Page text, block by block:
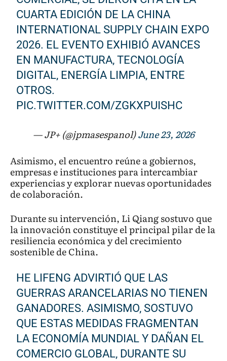
CUARTA EDICIÓN DE LA CHINA
INTERNATIONAL SUPPLY CHAIN EXPO
2026. EL EVENTO EXHIBIÓ AVANCES
EN MANUFACTURA, TECNOLOGÍA
DIGITAL, ENERGÍA LIMPIA, ENTRE
OTROS.
PIC.TWITTER.COM/ZGKXPUISHC
— JP+ (@jpmasespanol)June 23, 2026
Asimismo, el encuentro reúne a gobiernos,
empresas e instituciones para intercambiar
experiencias y explorar nuevas oportunidades
de colaboración.
Durante su intervención, Li Qiang sostuvo que
la innovación constituye el principal pilar de la
resiliencia económica y del crecimiento
sostenible de China.
HE LIFENG ADVIRTIÓ QUE LAS
GUERRAS ARANCELARIAS NO TIENEN
GANADORES. ASIMISMO, SOSTUVO
QUE ESTAS MEDIDAS FRAGMENTAN
LA ECONOMÍA MUNDIAL Y DAÑAN EL
COMERCIO GLOBAL, DURANTE SU